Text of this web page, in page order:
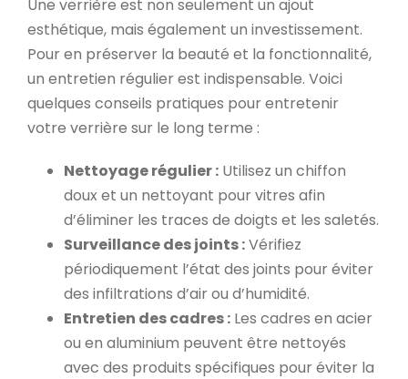
Une verrière est non seulement un ajout
esthétique, mais également un investissement.
Pour en préserver la beauté et la fonctionnalité,
un entretien régulier est indispensable. Voici
quelques conseils pratiques pour entretenir
votre verrière sur le long terme :
Nettoyage régulier : Utilisez un chiffon
doux et un nettoyant pour vitres afin
d’éliminer les traces de doigts et les saletés.
Surveillance des joints :Vérifiez
périodiquement l’état des joints pour éviter
des infiltrations d’air ou d’humidité.
Entretien des cadres : Les cadres en acier
ou en aluminium peuvent être nettoyés
avec des produits spécifiques pour éviter la